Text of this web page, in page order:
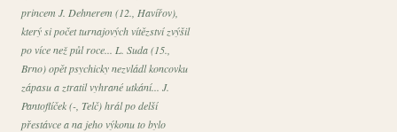
princem J. Dehnerem (12., Havířov),
který si počet turnajových vítězství zvýšil
po více než půl roce... L. Suda (15.,
Brno) opět psychicky nezvládl koncovku
zápasu a ztratil vyhrané utkání... J.
Pantoflíček (-, Telč) hrál po delší
přestávce a na jeho výkonu to bylo